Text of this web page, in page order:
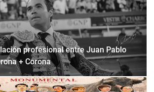
profesional entre Juan Pablo
+ Corona